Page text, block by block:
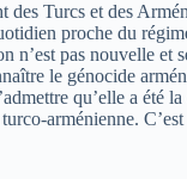
Turcs et des
proche du
pas nouvelle et
le génocide
qu’elle a été
arménienne.